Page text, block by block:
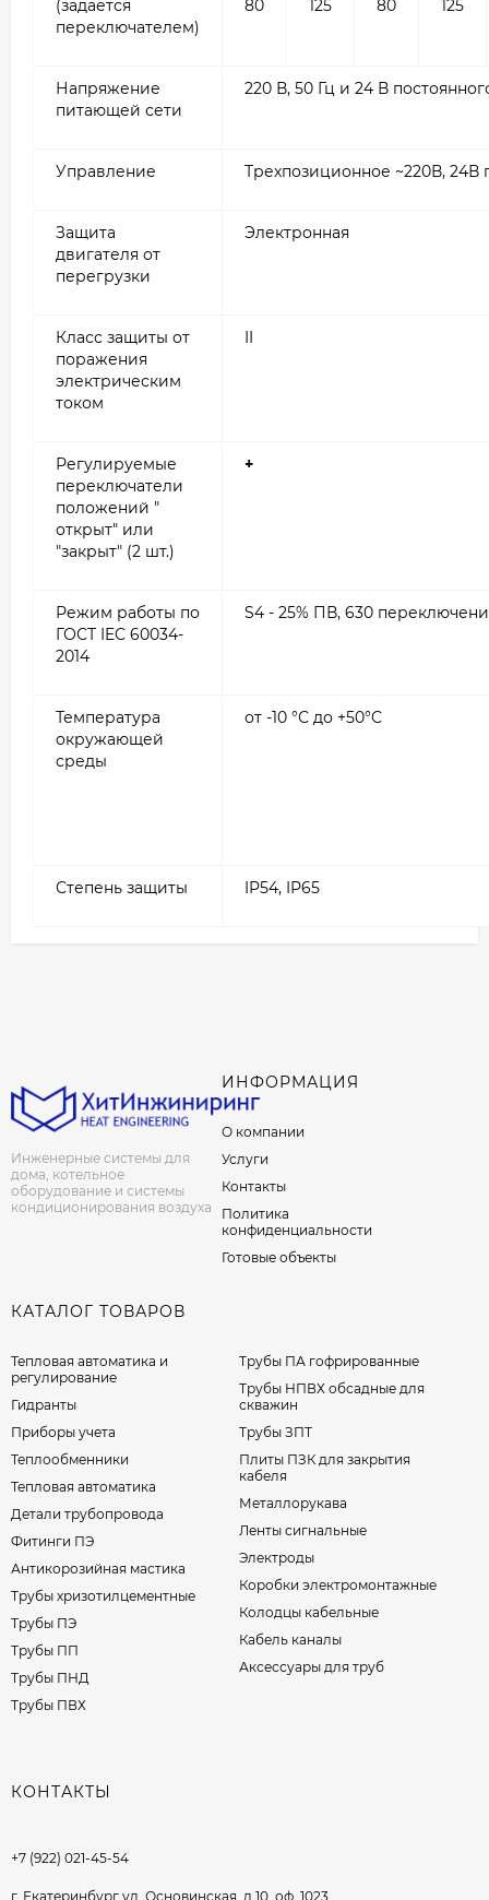
(задается
переключателем)
80
125
80
125
Напряжение
питающей сети
220 В, 50 Гц и 24 В
Управление Трехпозиционное ~220В, 24В
Защита
двигателя от
перегрузки
Электронная
Класс защиты от
поражения
электрическим
током
II
Регулируемые
переключатели
положений "
открыт" или
"закрыт" (2 шт.)
+
Режим работы по
ГОСТ IEC 60034-
2014
S4 - 25% ПВ, 630
Температура
окружающей
среды
от -10 °С до +50°С
Степень защиты IP54, IP65
Инженерные системы для
дома, котельное
оборудование и системы
кондиционирования воздуха
ИНФОРМАЦИЯ
О компании
Услуги
Контакты
Политика
конфиденциальности
Готовые объекты
КАТАЛОГ ТОВАРОВ
Тепловая автоматика и
регулирование
Гидранты
Приборы учета
Теплообменники
Тепловая автоматика
Детали трубопровода
Фитинги ПЭ
Антикорозийная мастика
Трубы хризотилцементные
Трубы ПЭ
Трубы ПП
Трубы ПНД
Трубы ПВХ
Трубы ПА гофрированные
Трубы НПВХ обсадные для
скважин
Трубы ЗПТ
Плиты ПЗК для закрытия
кабеля
Металлорукава
Ленты сигнальные
Электроды
Коробки электромонтажные
Колодцы кабельные
Кабель каналы
Аксессуары для труб
КОНТАКТЫ
+7 (922) 021-45-54
г. Екатеринбург ул. Основинская, д.10, оф. 1023